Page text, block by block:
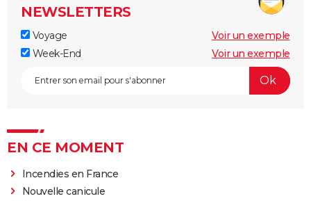
NEWSLETTERS
Voyage
Voir un exemple
Week-End
Voir un exemple
EN CE MOMENT
Incendies en France
Nouvelle canicule